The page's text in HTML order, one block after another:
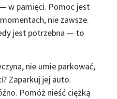
w pamięci. Pomoc jest
nie zawsze.
jest potrzebna — to
nie umie parkować,
Zaparkuj jej auto.
Pomóż nieść ciężką